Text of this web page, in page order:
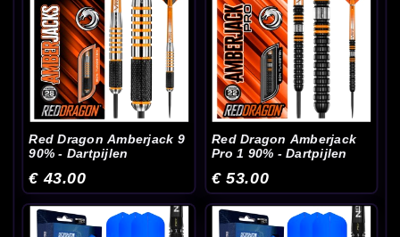
Red Dragon Amberjack 9
90% - Dartpijlen
€ 43.00
Red Dragon Amberjack
Pro 1 90% - Dartpijlen
€ 53.00